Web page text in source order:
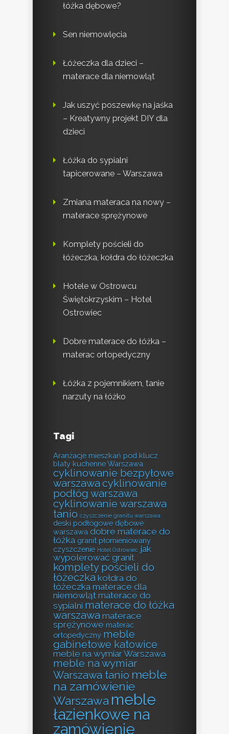
łóżka dębowe?
Sen niemowlęcia
Łóżeczka dla dzieci –
materace dla niemowląt
Jak uszyć poszewkę na jaśka
– Kreatywny projekt DIY dla
dzieci
Łóżka do sypialni
tapicerowane – Warszawa
Zmiana materaca na nowy –
materace sprężynowe
Komplety pościeli do
łóżeczka, kołdra do łóżeczka
Hotele w Ostrowcu
Świętokrzyskim – Hotel
Ostrowiec
Dobre materace do łóżka –
materac ortopedyczny
Łóżka z pojemnikiem, tanie
narzuty na łóżko
Tagi
Aranżacje mieszkań pod klucz
blaty kuchenne Warszawa
cyklinowanie bezpyłowe
warszawa cyklinowanie
podłóg warszawa
cyklinowanie warszawa
tanio czyszczenie granitu warszawa
deski podłogowe dębowe
warszawa dobre materace do
łóżka granit płomieniowany
czyszczenie Hotel Ostrowiec jak
wypolerować granit
komplety pościeli do
łóżeczka kołdra do
łóżeczka materace dla
niemowląt materace do
sypialni materace do łóżka
warszawa materace
sprężynowe materac
ortopedyczny meble
gabinetowe katowice
meble na wymiar Warszawa
meble na wymiar
Warszawa tanio meble
na zamówienie
Warszawa meble
łazienkowe na
zamówienie